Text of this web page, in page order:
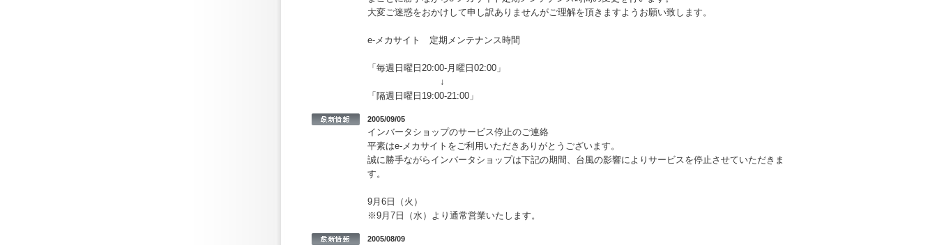
大変ご迷惑をおかけして申し訳ありませんがご理解を頂きますようお願い致します。
e-メカサイト 定期メンテナンス時間
「毎週日曜日20:00-月曜日02:00」
↓
「隔週日曜日19:00-21:00」
2005/09/05
インバータショップのサービス停止のご連絡
平素はe-メカサイトをご利用いただきありがとうございます。
誠に勝手ながらインバータショップは下記の期間、台風の影響によりサービスを停止させていただきま
す。
9月6日（火）
※9月7日（水）より通常営業いたします。
2005/08/09